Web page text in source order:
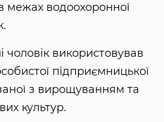
межах водоохоронної
чоловік використовував
підприємницької
з вирощуванням та
культур.